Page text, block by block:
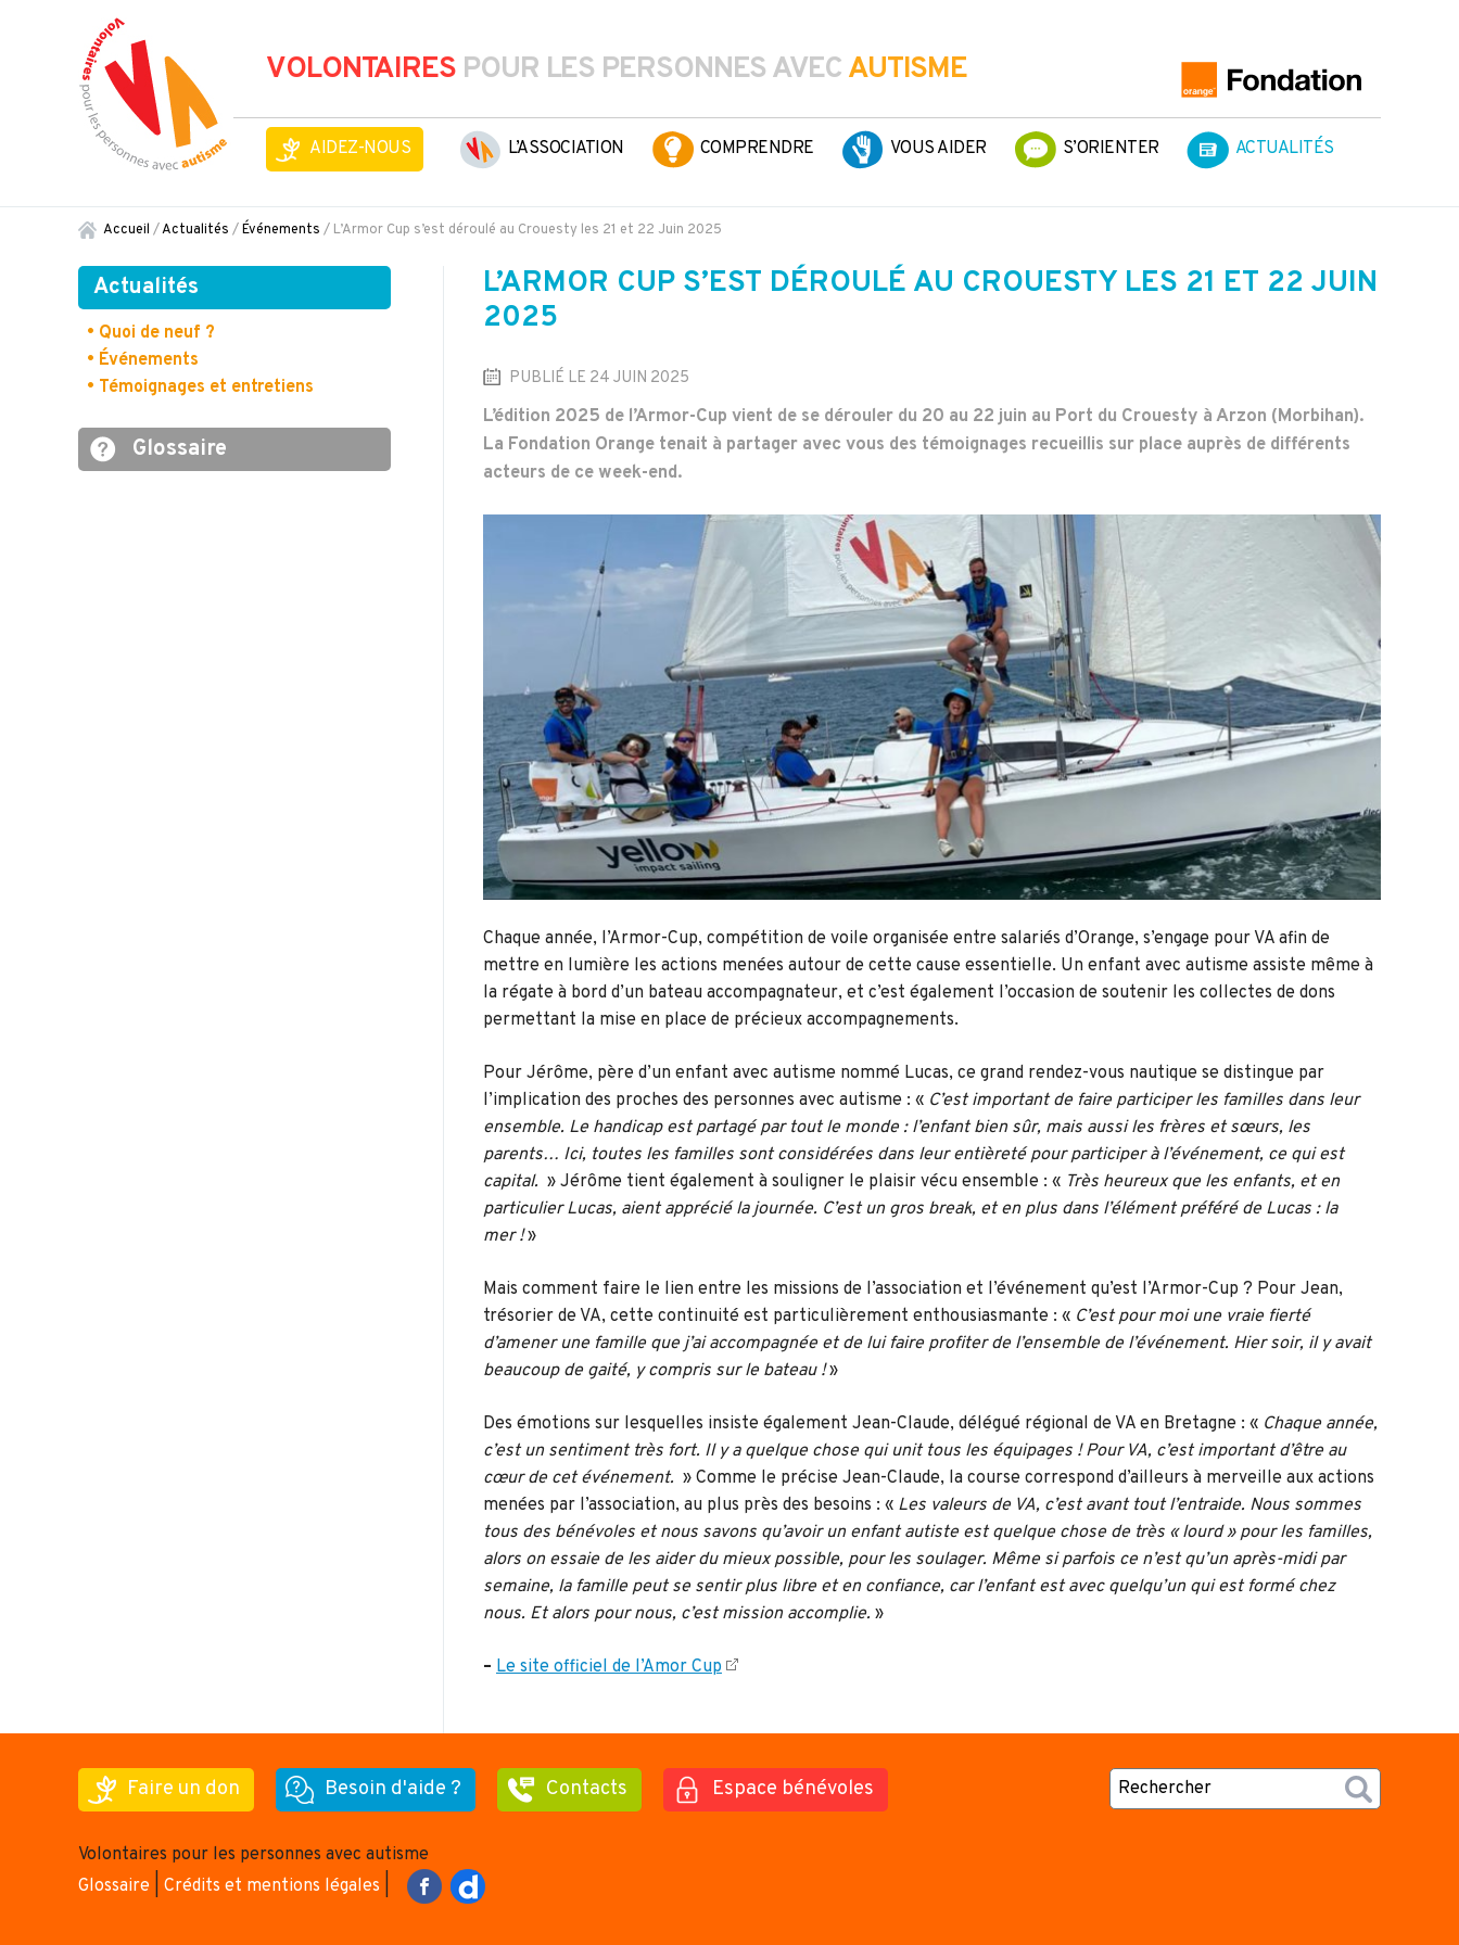
VOLONTAIRES POUR LES PERSONNES AVEC AUTISME
AIDEZ-NOUS L’ASSOCIATION COMPRENDRE VOUS AIDER S’ORIENTER ACTUALITÉS
Accueil /Actualités /Événements / L’Armor Cup s’est déroulé au Crouesty les 21 et 22 Juin 2025
L’ARMOR CUP S’EST DÉROULÉ AU CROUESTY LES 21 ET 22 JUIN
2025
PUBLIÉ LE 24 JUIN 2025
L’édition 2025 de l’Armor-Cup vient de se dérouler du 20 au 22 juin au Port du Crouesty à Arzon (Morbihan).
La Fondation Orange tenait à partager avec vous des témoignages recueillis sur place auprès de différents
acteurs de ce week-end.
Chaque année, l’Armor-Cup, compétition de voile organisée entre salariés d’Orange, s’engage pour VA afin de
mettre en lumière les actions menées autour de cette cause essentielle. Un enfant avec autisme assiste même à
la régate à bord d’un bateau accompagnateur, et c’est également l’occasion de soutenir les collectes de dons
permettant la mise en place de précieux accompagnements.
Pour Jérôme, père d’un enfant avec autisme nommé Lucas, ce grand rendez-vous nautique se distingue par
l’implication des proches des personnes avec autisme : « C’est important de faire participer les familles dans leur
ensemble. Le handicap est partagé par tout le monde : l’enfant bien sûr, mais aussi les frères et sœurs, les
parents… Ici, toutes les familles sont considérées dans leur entièreté pour participer à l’événement, ce qui est
capital. » Jérôme tient également à souligner le plaisir vécu ensemble : « Très heureux que les enfants, et en
particulier Lucas, aient apprécié la journée. C’est un gros break, et en plus dans l’élément préféré de Lucas : la
mer !»
Mais comment faire le lien entre les missions de l’association et l’événement qu’est l’Armor-Cup ? Pour Jean,
trésorier de VA, cette continuité est particulièrement enthousiasmante : « C’est pour moi une vraie fierté
d’amener une famille que j’ai accompagnée et de lui faire profiter de l’ensemble de l’événement. Hier soir, il y avait
beaucoup de gaité, y compris sur le bateau !»
Des émotions sur lesquelles insiste également Jean-Claude, délégué régional de VA en Bretagne : « Chaque année,
c’est un sentiment très fort. Il y a quelque chose qui unit tous les équipages ! Pour VA, c’est important d’être au
cœur de cet événement. » Comme le précise Jean-Claude, la course correspond d’ailleurs à merveille aux actions
menées par l’association, au plus près des besoins : « Les valeurs de VA, c’est avant tout l’entraide. Nous sommes
tous des bénévoles et nous savons qu’avoir un enfant autiste est quelque chose de très « lourd » pour les familles,
alors on essaie de les aider du mieux possible, pour les soulager. Même si parfois ce n’est qu’un après-midi par
semaine, la famille peut se sentir plus libre et en confiance, car l’enfant est avec quelqu’un qui est formé chez
nous. Et alors pour nous, c’est mission accomplie. »
– Le site officiel de l’Amor Cup
Actualités
• Quoi de neuf ?
• Événements
• Témoignages et entretiens
Glossaire
Faire un don Besoin d'aide ? Contacts Espace bénévoles
Volontaires pour les personnes avec autisme
Glossaire
Crédits et mentions légales